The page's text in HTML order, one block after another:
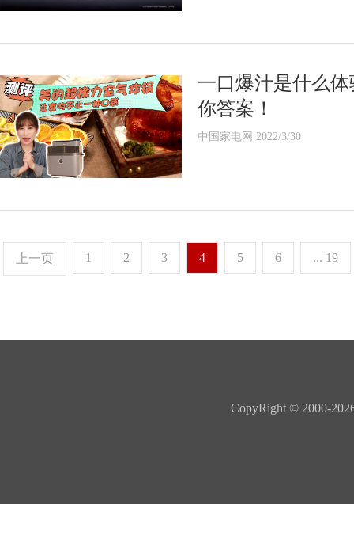
一口爆汁是什么
你答案！
中国家电网 2022/3/30
上一页 1 2 3 4 5 6 ... 19
CopyRight © 2000-